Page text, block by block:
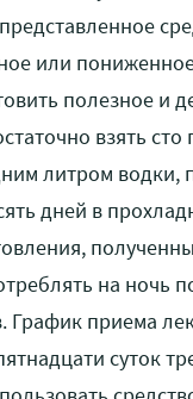
или
полезное и
взять
литром водки,
дней в
на ночь
График приема
суток